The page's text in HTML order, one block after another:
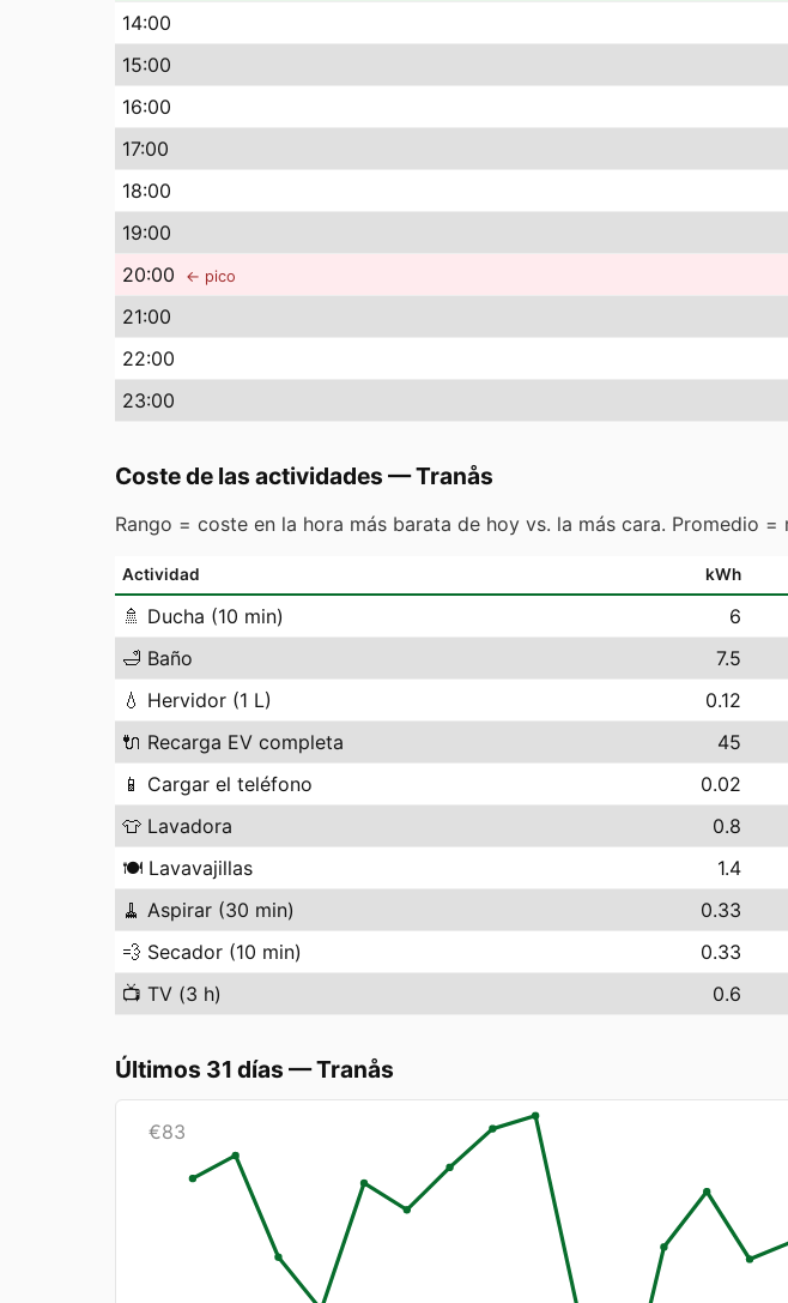
14:00
15:00
16:00
17:00
18:00
19:00
20:00 ← pico
21:00
22:00
23:00
Coste de las actividades —Tranås
Rango = coste en la hora más barata de hoy vs. la más cara. Promedio
Actividad kWh
🚿 Ducha (10 min) 6
🛁 Baño 7.5
💧 Hervidor (1 L) 0.12
🔌 Recarga EV completa 45
📱 Cargar el teléfono 0.02
👕 Lavadora 0.8
🍽️ Lavavajillas 1.4
🧹 Aspirar (30 min) 0.33
💨 Secador (10 min) 0.33
📺 TV (3 h) 0.6
Últimos 31 días —Tranås
€83